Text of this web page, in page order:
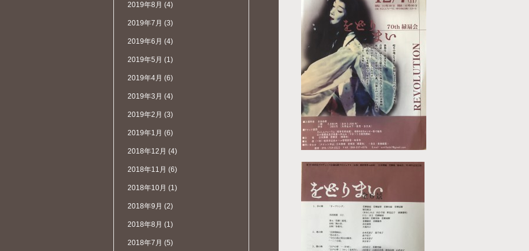
2019年8月 (4)
2019年7月 (3)
2019年6月 (4)
2019年5月 (1)
2019年4月 (6)
2019年3月 (4)
2019年2月 (3)
2019年1月 (6)
2018年12月 (4)
2018年11月 (6)
2018年10月 (1)
2018年9月 (2)
2018年8月 (1)
2018年7月 (5)